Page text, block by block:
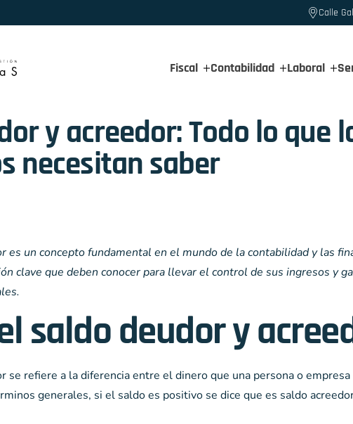
Calle
Fiscal Contabilidad Laboral
y acreedor: Todo lo que
necesitan saber
es un concepto fundamental en el mundo de la contabilidad y las
clave que deben conocer para llevar el control de sus ingresos y
saldo deudor y
se refiere a la diferencia entre el dinero que una persona o
generales, si el saldo es positivo se dice que es saldo